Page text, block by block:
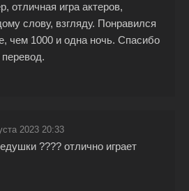
отличная игра актеров,
слову, взгляду. Понравился
чем 1000 и одна ночь. Спасибо
2023 20:33
???? отлично играет